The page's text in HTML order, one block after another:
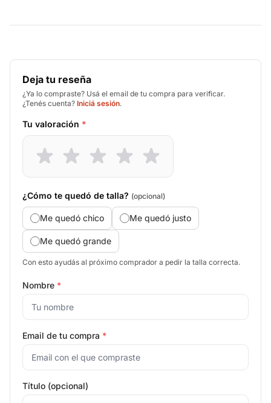
Deja tu reseña
¿Ya lo compraste? Usá el email de tu compra para verificar.
¿Tenés cuenta? Iniciá sesión.
Tu valoración *
¿Cómo te quedó de talla? (opcional)
Me quedó chico Me quedó justo
Me quedó grande
Con esto ayudás al próximo comprador a pedir la talla correcta.
Nombre *
Email de tu compra *
Título (opcional)